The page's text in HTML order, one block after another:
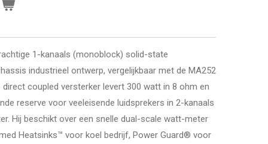
1-kanaals (monoblock) solid-state
industrieel ontwerp, vergelijkbaar met de MA252
coupled versterker levert 300 watt in 8 ohm en
reserve voor veeleisende luidsprekers in 2-kanaals
Hij beschikt over een snelle dual-scale watt-meter
Heatsinks™ voor koel bedrijf, Power Guard® voor